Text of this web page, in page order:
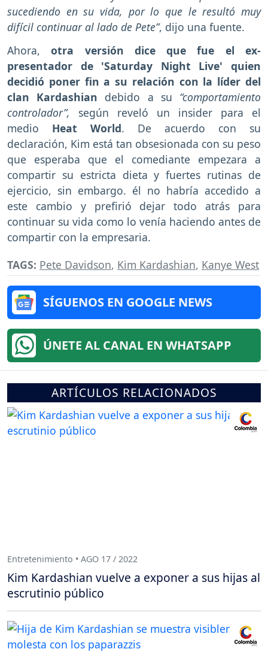
sucediendo en su vida, por lo que le resultó muy
difícil continuar al lado de Pete”, dijo una fuente.
Ahora,otra versión dice que fue el ex-
presentador de 'Saturday Night Live' quien
decidió poner fin a su relación con la líder del
clan Kardashian debido a su “comportamiento
controlador”, según reveló un insider para el
medio Heat World. De acuerdo con su
declaración, Kim está tan obsesionada con su peso
que esperaba que el comediante empezara a
compartir su estricta dieta y fuertes rutinas de
ejercicio, sin embargo. él no habría accedido a
este cambio y prefirió dejar todo atrás para
continuar su vida como lo venía haciendo antes de
compartir con la empresaria.
TAGS: Pete Davidson, Kim Kardashian, Kanye West
SÍGUENOS EN GOOGLE NEWS
ÚNETE AL CANAL EN WHATSAPP
ARTÍCULOS RELACIONADOS
Entretenimiento • AGO 17 / 2022
Kim Kardashian vuelve a exponer a sus hijas al
escrutinio público